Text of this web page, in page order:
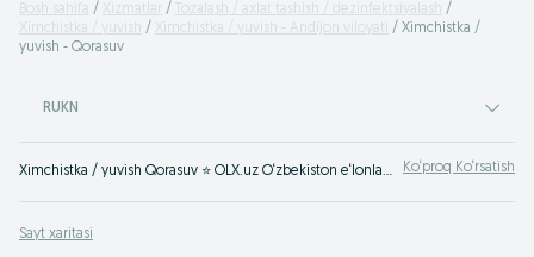
Bosh sahifa Xizmatlar
Tozalash / axlat tashish / dezinfektsiyalash
Ximchistka / yuvish
Ximchistka / yuvish - Andijon viloyati
Ximchistka /
yuvish - Qorasuv
RUKN
Ximchistka / yuvish Qorasuv ⭐ OLX.uz O‘zbekiston e‘lonlar taxtasida tez va oson xizmatni topish yoki ko‘rsatish mumkin ✔️ Eng yaxshi xizmatni OLX.uzda toping! Ko‘proq Ko‘rsatish
Sayt xaritasi